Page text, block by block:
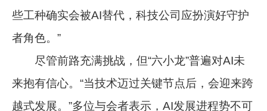
些工种确实会被AI替代，科技公司应扮演好守护
者角色。”
尽管前路充满挑战，但“六小龙”普遍对AI未
来抱有信心。“当技术迈过关键节点后，会迎来跨
越式发展。”多位与会者表示，AI发展进程势不可